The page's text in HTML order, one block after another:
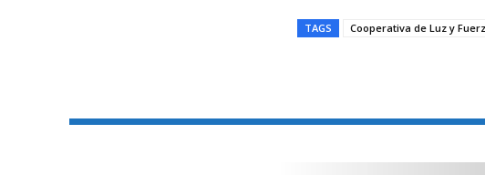
TAGS Cooperativa de Luz y